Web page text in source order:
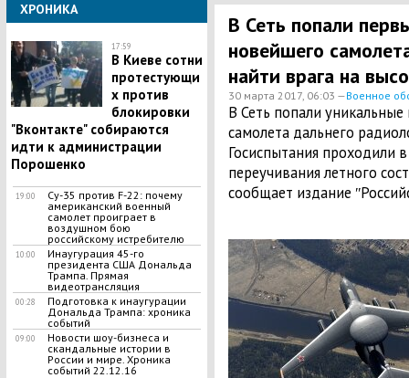
ХРОНИКА
17:59
В Киеве сотни
протестующи
х против
блокировки
"Вконтакте" собираются
идти к администрации
Порошенко
19:00
Су-35 против F-22: почему
американский военный
самолет проиграет в
воздушном бою
российскому истребителю
10:00
Инаугурация 45-го
президента США Дональда
Трампа. Прямая
видеотрансляция
00:28
Подготовка к инаугурации
Дональда Трампа: хроника
событий
09:00
Новости шоу-бизнеса и
скандальные истории в
России и мире. Хроника
событий 22.12.16
В Сеть попали
новейшего
найти врага на
30 марта 2017, 06:03 —Военное
В Сеть попали
самолета дальнего
Госиспытания проходили
переучивания летного
сообщает издание